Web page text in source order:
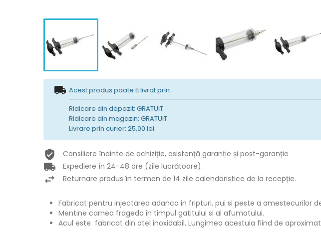
Acest produs poate fi livrat prin:
Ridicare din depozit: GRATUIT
Ridicare din magazin: GRATUIT
Livrare prin curier: 25,00 lei
Consiliere înainte de achiziție, asistență garanție și post-garanție
Expediere în 24-48 ore (zile lucrătoare).
Returnare produs în termen de 14 zile calendaristice de la recepție.
Fabricat pentru injectarea adanca in fripturi, pui si peste a amestecurilor
Mentine carnea frageda in timpul gatitului si al afumatului.
Acul este fabricat din otel inoxidabil. Lungimea acestuia fiind de